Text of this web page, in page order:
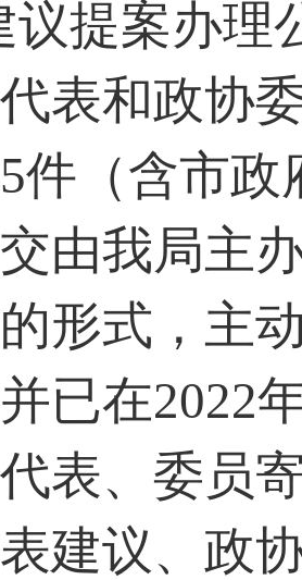
议提案办理
表和政协
件（含市
由我局主
形式，主
已在2022
表、委员
建议、政